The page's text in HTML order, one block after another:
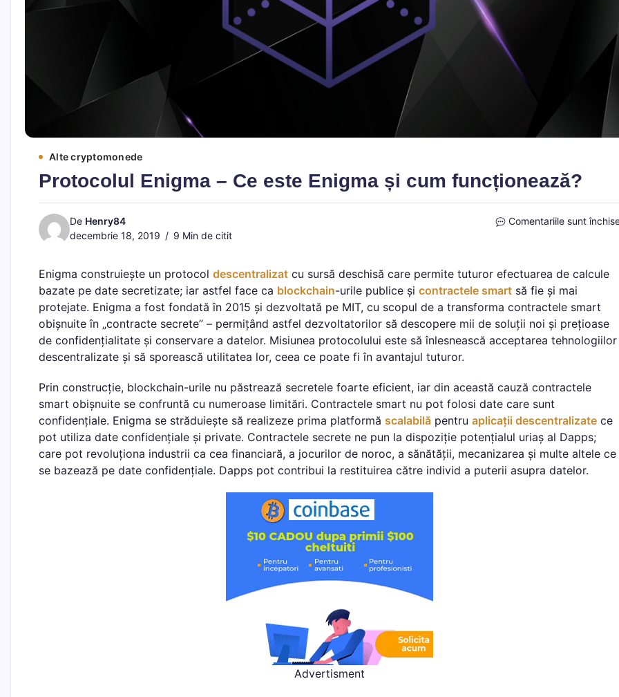
Alte cryptomonede
Protocolul Enigma – Ce este Enigma și cum funcționează?
De Henry84
decembrie 18, 2019
9 Min de citit
Comentariile sunt
Enigma construiește un protocol descentralizat cu sursă deschisă care permite tuturor efectuarea de calcule
bazate pe date secretizate; iar astfel face ca blockchain-urile publice și contractele smart să fie și mai
protejate. Enigma a fost fondată în 2015 și dezvoltată pe MIT, cu scopul de a transforma contractele smart
obișnuite în „contracte secrete” – permițând astfel dezvoltatorilor să descopere mii de soluții noi și prețioase
de confidențialitate și conservare a datelor. Misiunea protocolului este să înlesnească acceptarea tehnologiilor
descentralizate și să sporească utilitatea lor, ceea ce poate fi în avantajul tuturor.
Prin construcție, blockchain-urile nu păstrează secretele foarte eficient, iar din această cauză contractele
smart obișnuite se confruntă cu numeroase limitări. Contractele smart nu pot folosi date care sunt
confidențiale. Enigma se străduiește să realizeze prima platformă scalabilă pentru aplicații descentralizate ce
pot utiliza date confidențiale și private. Contractele secrete ne pun la dispoziție potențialul uriaș al Dapps;
care pot revoluționa industrii ca cea financiară, a jocurilor de noroc, a sănătății, mecanizarea și multe altele ce
se bazează pe date confidențiale. Dapps pot contribui la restituirea către individ a puterii asupra datelor.
Advertisment